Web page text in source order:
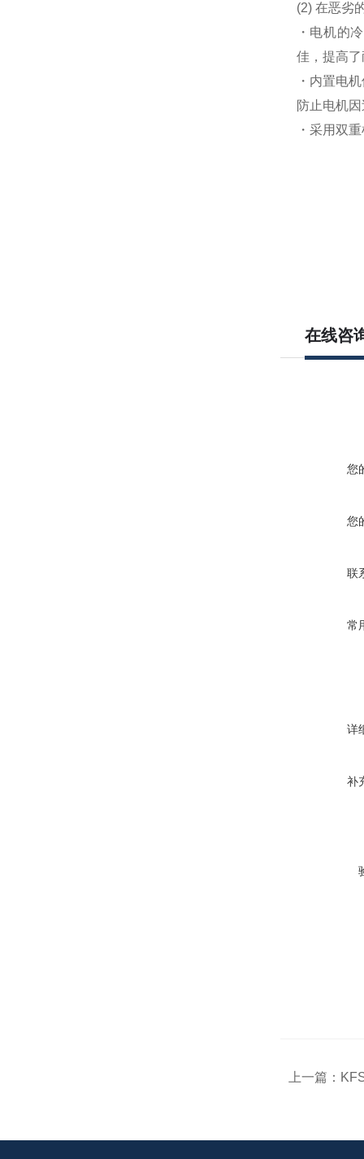
(2) 在恶劣
・电机的
佳，提高
・内置电
防止电机
・采用双
在线咨
您
您
联
常
详
补
上一篇：